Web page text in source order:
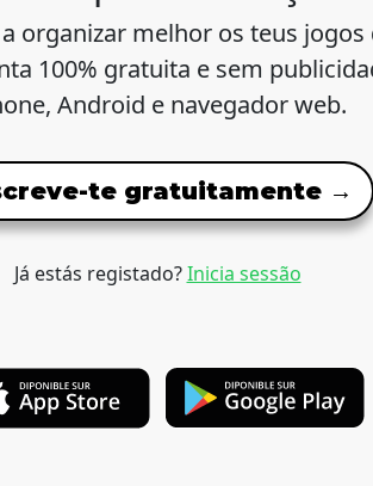
organizar melhor os teus
100% gratuita e sem
Android e navegador web.
te gratuitamente →
Já estás registado?Inicia sessão